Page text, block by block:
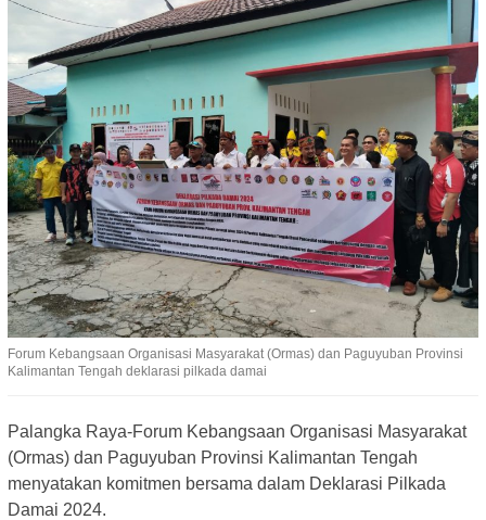
Forum Kebangsaan Organisasi Masyarakat (Ormas) dan Paguyuban Provinsi
Kalimantan Tengah deklarasi pilkada damai
Palangka Raya-Forum Kebangsaan Organisasi Masyarakat
(Ormas) dan Paguyuban Provinsi Kalimantan Tengah
menyatakan komitmen bersama dalam Deklarasi Pilkada
Damai 2024.